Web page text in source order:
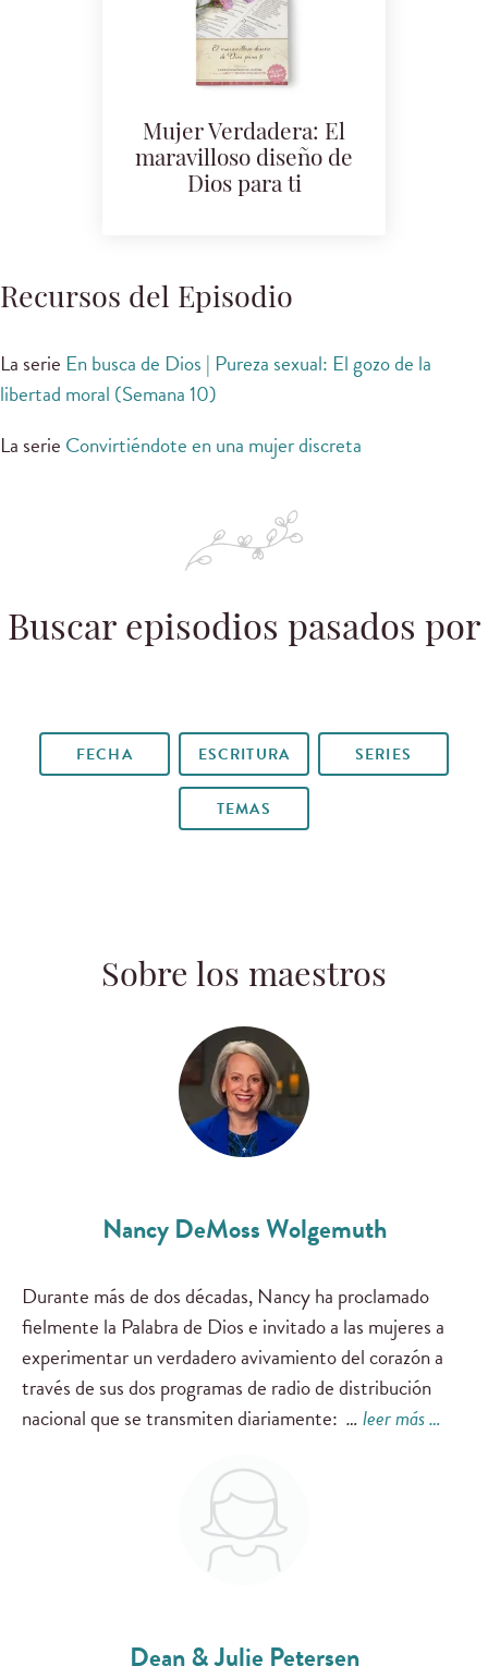
Mujer Verdadera: El
maravilloso diseño de
Dios para ti
Recursos del Episodio
La serie En busca de Dios | Pureza sexual: El gozo de la
libertad moral (Semana 10)
La serie Convirtiéndote en una mujer discreta
Buscar episodios pasados por
FECHA ESCRITURA SERIES
TEMAS
Sobre los maestros
Nancy DeMoss Wolgemuth
Durante más de dos décadas, Nancy ha proclamado
fielmente la Palabra de Dios e invitado a las mujeres a
experimentar un verdadero avivamiento del corazón a
través de sus dos programas de radio de distribución
nacional que se transmiten diariamente: …leer más …
Dean & Julie Petersen